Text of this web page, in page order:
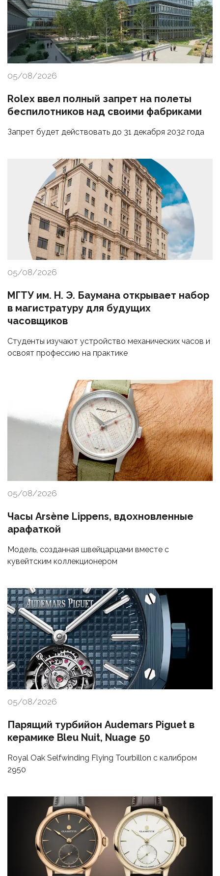
05/08/2026
Rolex ввел полный запрет на полеты
беспилотников над своими фабриками
Запрет будет действовать до 31 декабря 2032 года
05/08/2026
МГТУ им. Н. Э. Баумана открывает набор
в магистратуру для будущих
часовщиков
Студенты изучают устройство механических часов и
освоят профессию на практике
05/08/2026
Часы Arsène Lippens, вдохновленные
арафаткой
Модель, созданная швейцарцами вместе с
кувейтским коллекционером
05/08/2026
Парящий турбийон Audemars Piguet в
керамике Bleu Nuit, Nuage 50
Royal Oak Selfwinding Flying Tourbillon с калибром
2950